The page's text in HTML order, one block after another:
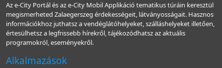
Az e-City Portál és az e-City Mobil Applikáció tematikus túráin keresztül
megismerheted Zalaegerszeg érdekességeit, látványosságait. Hasznos
információkhoz juthatsz a vendéglátóhelyeket, szálláshelyeket illetően,
értesülhetsz a legfrissebb hírekről, tájékozódhatsz az aktuális
programokról, eseményekről.
Alkalmazások